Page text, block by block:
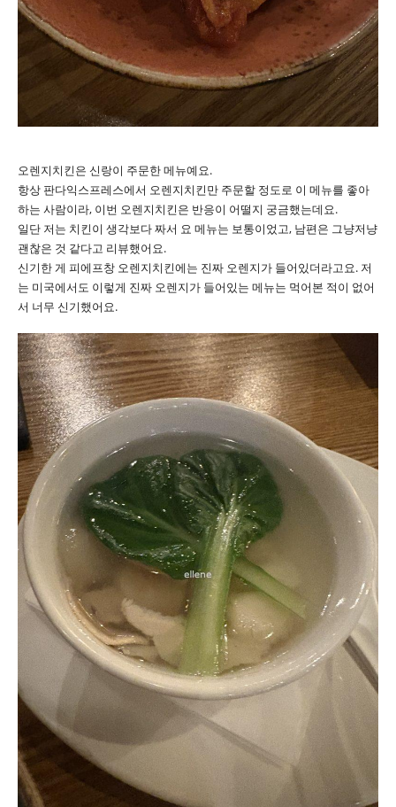
오렌지치킨은 신랑이 주문한 메뉴예요.
항상 판다익스프레스에서 오렌지치킨만 주문할 정도로 이 메뉴를 좋아
하는 사람이라, 이번 오렌지치킨은 반응이 어떨지 궁금했는데요.
일단 저는 치킨이 생각보다 짜서 요 메뉴는 보통이었고, 남편은 그냥저냥
괜찮은 것 같다고 리뷰했어요.
신기한 게 피에프창 오렌지치킨에는 진짜 오렌지가 들어있더라고요. 저
는 미국에서도 이렇게 진짜 오렌지가 들어있는 메뉴는 먹어본 적이 없어
서 너무 신기했어요.